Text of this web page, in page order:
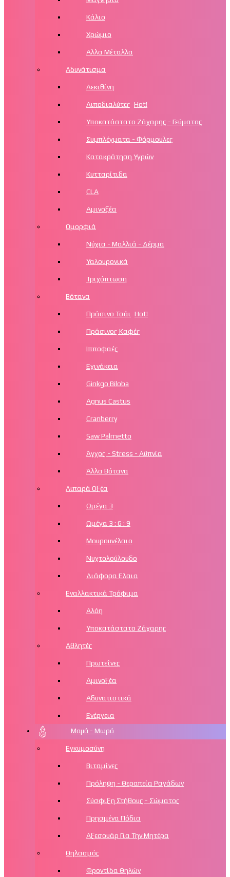
Κάλιο
Χρώμιο
Αλλα Μέταλλα
Αδυνάτισμα
Λεκιθίνη
Λιποδιαλύτες Hot!
Υποκατάστατο Ζάχαρης - Γεύματος
Συμπλέγματα - Φόρμουλες
Κατακράτηση Υγρών
Κυτταρίτιδα
CLA
Αμινοξέα
Ομορφιά
Νύχια - Μαλλιά - Δέρμα
Υαλουρονικά
Τριχόπτωση
Βότανα
Πράσινο Τσάι Hot!
Πράσινος Καφές
Ιπποφαές
Εχινάκεια
Ginkgo Biloba
Agnus Castus
Cranberry
Saw Palmetto
Άγχος - Stress - Αϋπνία
Άλλα Βότανα
Λιπαρά Οξέα
Ωμέγα 3
Ωμέγα 3 : 6 : 9
Μουρουνέλαιο
Νυχτολούλουδο
Διάφορα Ελαια
Εναλλακτικά Τρόφιμα
Αλόη
Υποκατάστατο Ζάχαρης
Αθλητές
Πρωτεΐνες
Αμινοξέα
Αδυνατιστικά
Ενέργεια
Μαμά - Μωρό
Εγκυμοσύνη
Βιταμίνες
Πρόληψη - Θεραπεία Ραγάδων
Σύσφιξη Στήθους - Σώματος
Πρησμένα Πόδια
Αξεσουάρ Για Την Μητέρα
Θηλασμός
Φροντίδα Θηλών